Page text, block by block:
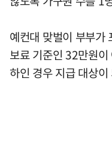
예컨대 맞벌이 부부가
보료 기준인 32만원
하인 경우 지급 대상